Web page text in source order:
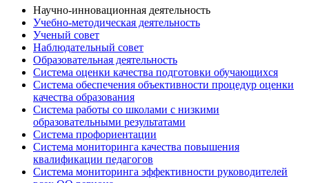
Научно-инновационная деятельность
Учебно-методическая деятельность
Ученый совет
Наблюдательный совет
Образовательная деятельность
Система оценки качества подготовки обучающихся
Система обеспечения объективности процедур оценки
качества образования
Система работы со школами с низкими
образовательными результатами
Система профориентации
Система мониторинга качества повышения
квалификации педагогов
Система мониторинга эффективности руководителей